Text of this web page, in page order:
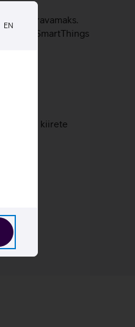
EN
SmartThings
kiirete